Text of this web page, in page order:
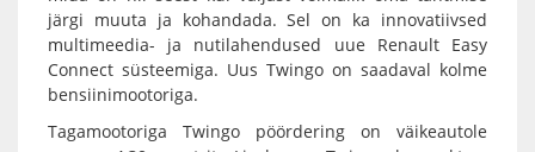
järgi muuta ja kohandada. Sel on ka innovatiivsed
multimeedia- ja nutilahendused uue Renault Easy
Connect süsteemiga. Uus Twingo on saadaval kolme
bensiinimootoriga.
Tagamootoriga Twingo pöördering on väikeautole